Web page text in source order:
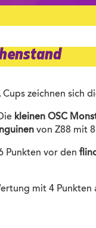
zeichnen sich
kleinen OSC
von Z88 mit
Punkten vor den
mit 4 Punkten